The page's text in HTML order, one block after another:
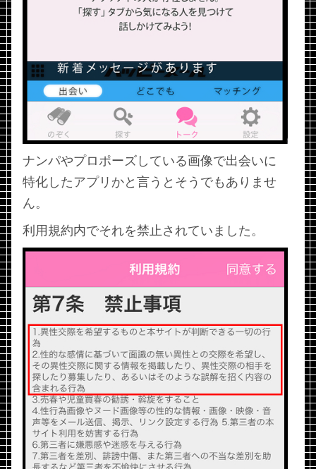
ナンパやプロポーズしている画像で出会いに
特化したアプリかと言うとそうでもありませ
ん。
利用規約内でそれを禁止されていました。